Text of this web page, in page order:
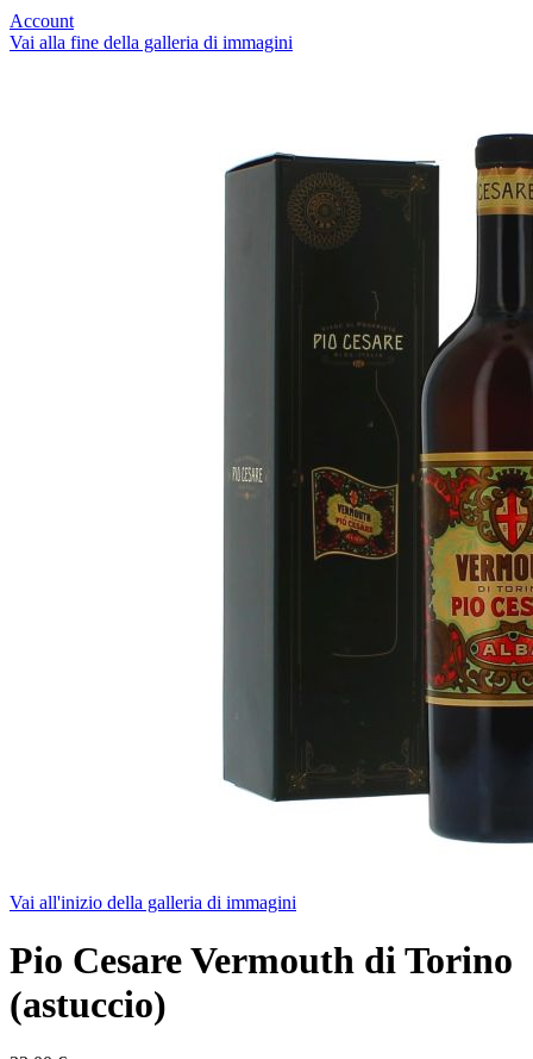
Account
Vai alla fine della galleria di immagini
Vai all'inizio della galleria di immagini
Pio Cesare Vermouth di Torino
(astuccio)